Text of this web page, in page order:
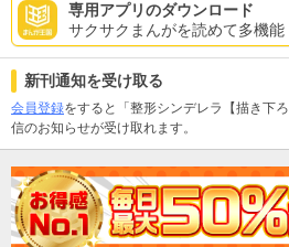
専用アプリのダウンロード
サクサクまんがを読めて多機能
新刊通知を受け取る
会員登録をすると「整形シンデレラ【描き下
信のお知らせが受け取れます。